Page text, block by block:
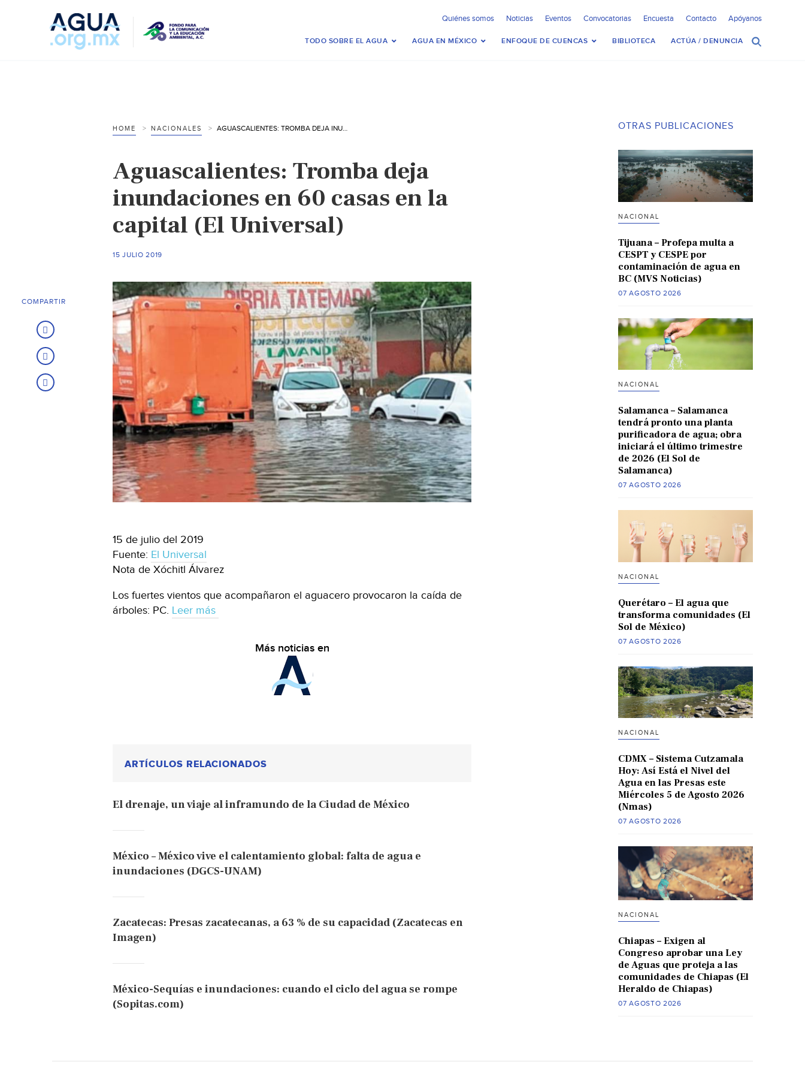
Quiénes somos Noticias Eventos Convocatorias Encuesta Contacto Apóyanos
TODO SOBRE EL AGUA AGUA EN MÉXICO ENFOQUE DE CUENCAS BIBLIOTECA ACTÚA / DENUNCIA
HOME NACIONALES AGUASCALIENTES: TROMBA DEJA INUNDACIONES EN 60 CASAS EN LA CAPITAL (EL UNIVERSAL)
Aguascalientes: Tromba deja
inundaciones en 60 casas en la
capital (El Universal)
15 JULIO 2019
15 de julio del 2019
Fuente: El Universal
Nota de Xóchitl Álvarez
Los fuertes vientos que acompañaron el aguacero provocaron la caída de
árboles: PC. Leer más
Más noticias en
ARTÍCULOS RELACIONADOS
El drenaje, un viaje al inframundo de la Ciudad de México
México – México vive el calentamiento global: falta de agua e
inundaciones (DGCS-UNAM)
Zacatecas: Presas zacatecanas, a 63 % de su capacidad (Zacatecas en
Imagen)
México-Sequías e inundaciones: cuando el ciclo del agua se rompe
(Sopitas.com)
COMPARTIR
OTRAS PUBLICACIONES
NACIONAL
Tijuana – Profepa multa a
CESPT y CESPE por
contaminación de agua en
BC (MVS Noticias)
07 AGOSTO 2026
NACIONAL
Salamanca – Salamanca
tendrá pronto una planta
purificadora de agua; obra
iniciará el último trimestre
de 2026 (El Sol de
Salamanca)
07 AGOSTO 2026
NACIONAL
Querétaro – El agua que
transforma comunidades (El
Sol de México)
07 AGOSTO 2026
NACIONAL
CDMX – Sistema Cutzamala
Hoy: Así Está el Nivel del
Agua en las Presas este
Miércoles 5 de Agosto 2026
(Nmas)
07 AGOSTO 2026
NACIONAL
Chiapas – Exigen al
Congreso aprobar una Ley
de Aguas que proteja a las
comunidades de Chiapas (El
Heraldo de Chiapas)
07 AGOSTO 2026